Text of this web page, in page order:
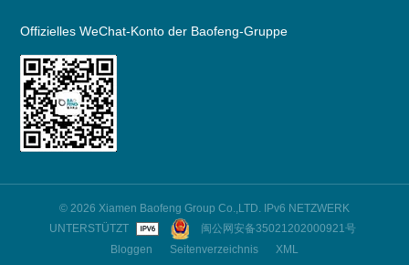
Offizielles WeChat-Konto der Baofeng-Gruppe
© 2026 Xiamen Baofeng Group Co.,LTD. IPv6 NETZWERK
UNTERSTÜTZT
闽公网安备35021202000921号
Bloggen
Seitenverzeichnis
XML